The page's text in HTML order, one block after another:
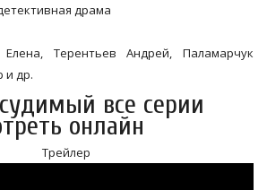
драма
Терентьев Андрей, Паламарчук
и др.
все серии
онлайн
Трейлер